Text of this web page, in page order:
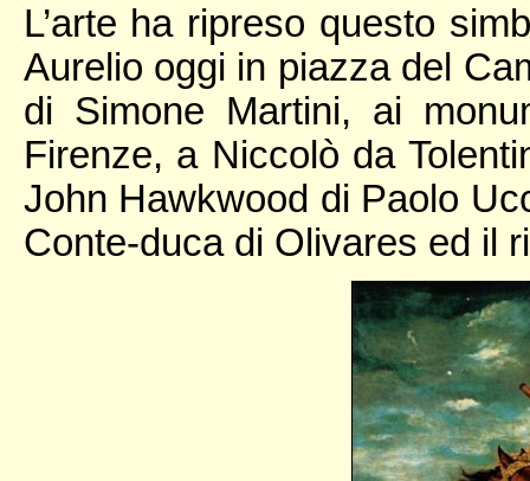
L’arte ha ripreso questo
Aurelio oggi in piazza del
di Simone Martini, ai
Firenze, a Niccolò da
John Hawkwood di Paolo
Conte-duca di Olivares ed il